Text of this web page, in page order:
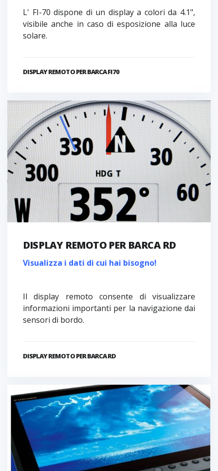
L' FI-70 dispone di un display a colori da 4.1",
visibile anche in caso di esposizione alla luce
solare.
DISPLAY REMOTO PER BARCA FI70
DISPLAY REMOTO PER BARCA RD
Visualizza i dati di cui hai bisogno!
Il display remoto consente di visualizzare
informazioni importanti per la navigazione dai
sensori di bordo.
DISPLAY REMOTO PER BARCA RD